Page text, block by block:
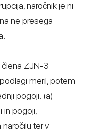
naročnik je ni
ne presega
člena ZJN-3
meril, potem
pogoji: (a)
in pogoji,
ter v